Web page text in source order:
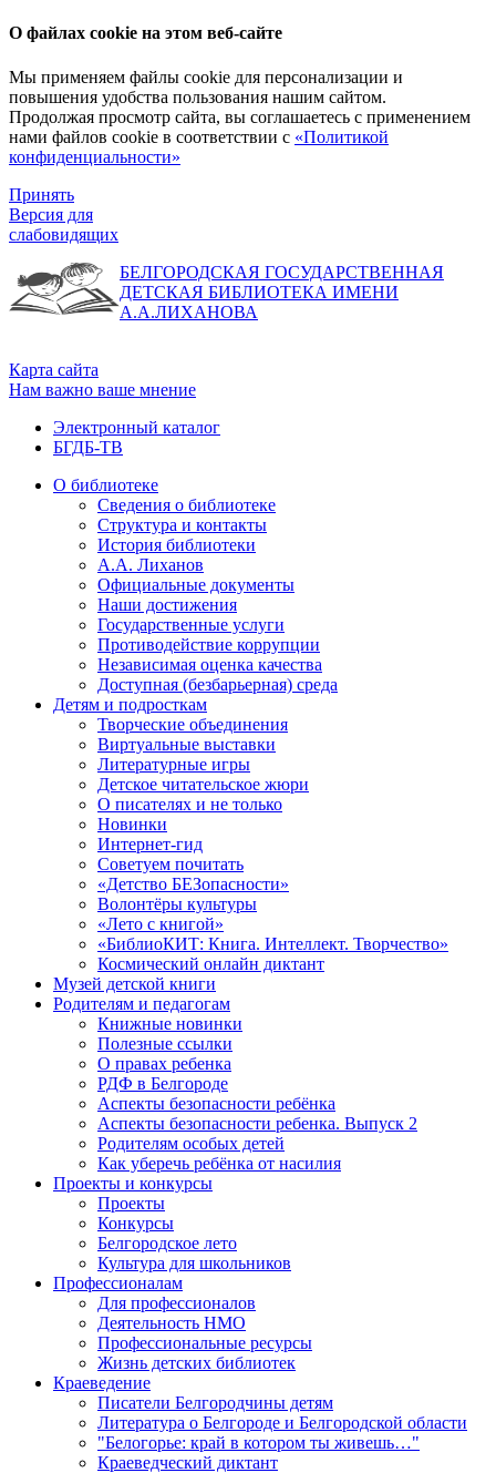
О файлах cookie на этом веб-сайте
Мы применяем файлы cookie для персонализации и
повышения удобства пользования нашим сайтом.
Продолжая просмотр сайта, вы соглашаетесь с применением
нами файлов cookie в соответствии с «Политикой
конфиденциальности»
Принять
Версия для
слабовидящих
БЕЛГОРОДСКАЯ ГОСУДАРСТВЕННАЯ
ДЕТСКАЯ БИБЛИОТЕКА ИМЕНИ
А.А.ЛИХАНОВА
Карта сайта
Нам важно ваше мнение
Электронный каталог
БГДБ-ТВ
О библиотеке
Сведения о библиотеке
Структура и контакты
История библиотеки
А.А. Лиханов
Официальные документы
Наши достижения
Государственные услуги
Противодействие коррупции
Независимая оценка качества
Доступная (безбарьерная) среда
Детям и подросткам
Творческие объединения
Виртуальные выставки
Литературные игры
Детское читательское жюри
О писателях и не только
Новинки
Интернет-гид
Советуем почитать
«Детство БЕЗопасности»
Волонтёры культуры
«Лето с книгой»
«БиблиоКИТ: Книга. Интеллект. Творчество»
Космический онлайн диктант
Музей детской книги
Родителям и педагогам
Книжные новинки
Полезные ссылки
О правах ребенка
РДФ в Белгороде
Аспекты безопасности ребёнка
Аспекты безопасности ребенка. Выпуск 2
Родителям особых детей
Как уберечь ребёнка от насилия
Проекты и конкурсы
Проекты
Конкурсы
Белгородское лето
Культура для школьников
Профессионалам
Для профессионалов
Деятельность НМО
Профессиональные ресурсы
Жизнь детских библиотек
Краеведение
Писатели Белгородчины детям
Литература о Белгороде и Белгородской области
"Белогорье: край в котором ты живешь…"
Краеведческий диктант